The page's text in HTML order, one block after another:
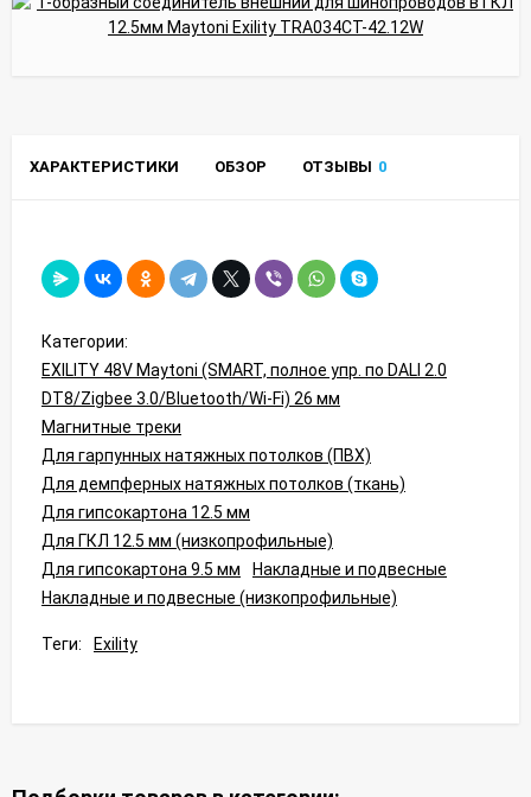
ХАРАКТЕРИСТИКИ ОБЗОР ОТЗЫВЫ 0
Категории:
EXILITY 48V Maytoni (SMART, полное упр. по DALI 2.0
DT8/Zigbee 3.0/Bluetooth/Wi-Fi) 26 мм
Магнитные треки
Для гарпунных натяжных потолков (ПВХ)
Для демпферных натяжных потолков (ткань)
Для гипсокартона 12.5 мм
Для ГКЛ 12.5 мм (низкопрофильные)
Для гипсокартона 9.5 мм
Накладные и подвесные
Накладные и подвесные (низкопрофильные)
Теги: Exility